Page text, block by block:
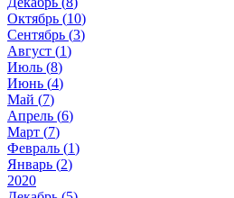
Октябрь (10)
Сентябрь (3)
Август (1)
Июль (8)
Июнь (4)
Май (7)
Апрель (6)
Март (7)
Февраль (1)
Январь (2)
2020